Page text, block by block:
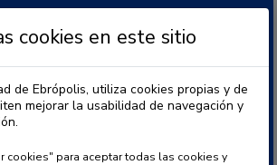
BLOG | CONTACTO
cookies en este sitio
de Ebrópolis, utiliza cookies propias y de
mejorar la usabilidad de navegación y
cookies" para aceptar todas las cookies y